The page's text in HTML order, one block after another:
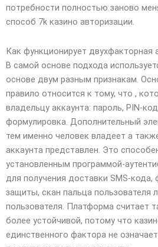
потребности полностью заново
способ 7k казино авторизации.
Как функционирует двухфакторная
В самой основе подхода
основе двум разным признакам.
правило относится к тому, что ,
владельцу аккаунта: пароль, PIN-
формулировка. Дополнительный
тем именно человек владеет а
аккаунта представлен. Это
установленным программой-
для получения доставки SMS-кода,
защиты, скан пальца пользователя
пользователя. Платформа считает
более устойчивой, потому что
единственного фактора не